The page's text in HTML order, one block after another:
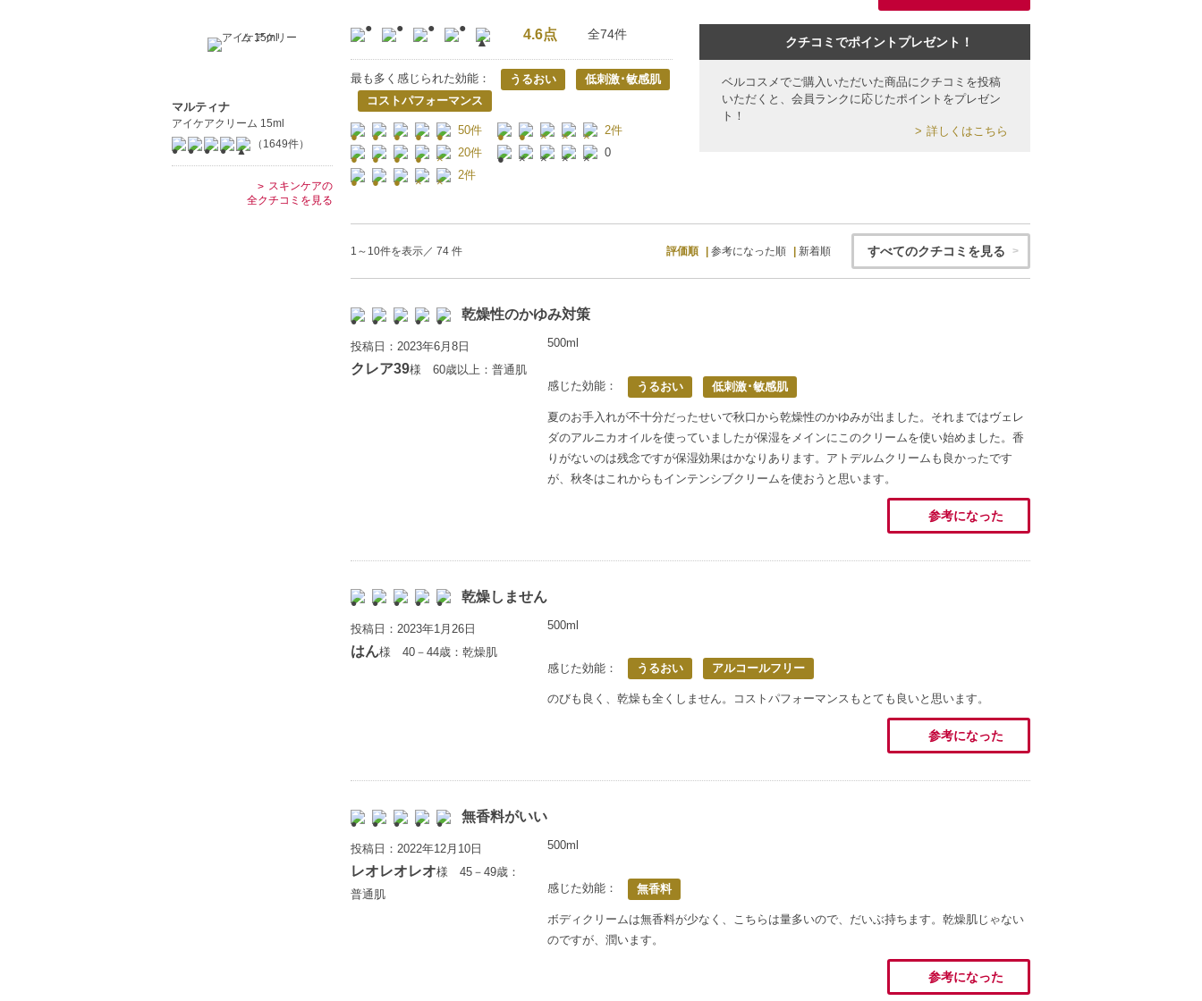
4.6点 全74件
最も多く感じられた効能： うるおい
低刺激･敏感肌
コストパフォーマンス
50件
2件
20件
0
2件
クチコミでポイントプレゼント！
ベルコスメでご購入いただいた商品にクチコミを投稿
いただくと、会員ランクに応じたポイントをプレゼン
ト！
詳しくはこちら
1～10件を表示／ 74 件 評価順 参考になった順 新着順 すべてのクチコミを見る
乾燥性のかゆみ対策
投稿日：2023年6月8日
クレア39様 60歳以上：普通肌
500ml
感じた効能： うるおい 低刺激･敏感肌
夏のお手入れが不十分だったせいで秋口から乾燥性のかゆみが出ました。それまではヴェレ
ダのアルニカオイルを使っていましたが保湿をメインにこのクリームを使い始めました。香
りがないのは残念ですが保湿効果はかなりあります。アトデルムクリームも良かったです
が、秋冬はこれからもインテンシブクリームを使おうと思います。
参考になった
乾燥しません
投稿日：2023年1月26日
はん様 40－44歳：乾燥肌
500ml
感じた効能： うるおい アルコールフリー
のびも良く、乾燥も全くしません。コストパフォーマンスもとても良いと思います。
参考になった
無香料がいい
投稿日：2022年12月10日
レオレオレオ様 45－49歳：
普通肌
500ml
感じた効能： 無香料
ボディクリームは無香料が少なく、こちらは量多いので、だいぶ持ちます。乾燥肌じゃない
のですが、潤います。
参考になった
マルティナ
アイケアクリーム 15ml
（1649件）
スキンケアの
全クチコミを見る